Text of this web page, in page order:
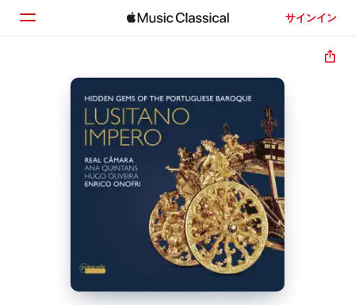
サインイン
ホーム
見つける